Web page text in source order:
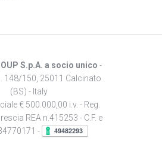
S.p.A. a socio unico -
148/150, 25011 Calcinato
(BS) - Italy
€ 500.000,00 i.v. - Reg.
REA n.415253 - C.F. e
-